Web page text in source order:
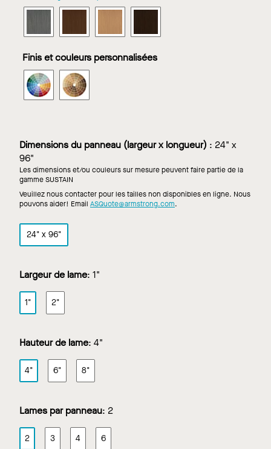
Lames
dans
Bois
flotté
Montauk
Lames
Cerise
May
Lames
dans
Chêne
Lames
Finis et couleurs personnalisées
METALWORKS
IMMIX
Lames
personnalisées
Lames
bois
Dimensions du panneau (largeur x longueur) : 24" x
96"
Les dimensions et/ou couleurs sur mesure peuvent faire partie de la
gamme SUSTAIN
Veuillez nous contacter pour les tailles non disponibles en ligne. Nous
pouvons aider! Email ASQuote@armstrong.com.
24" x 96"
Largeur de lame: 1"
1" 2"
Hauteur de lame: 4"
4" 6" 8"
Lames par panneau: 2
2 3 4 6